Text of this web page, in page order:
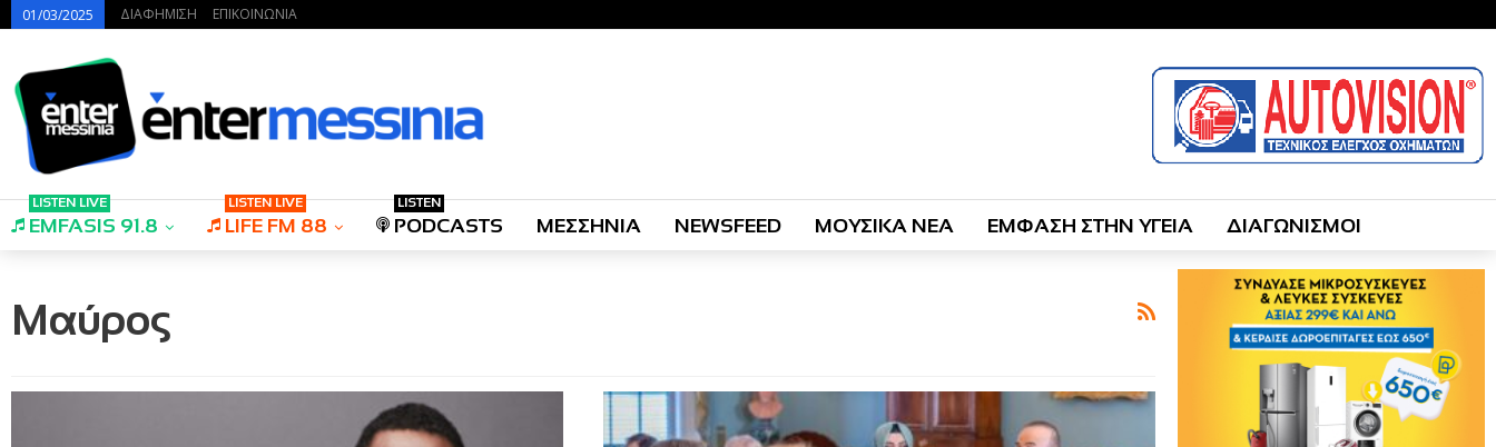
01/03/2025 ΔΙΑΦΗΜΙΣΗ ΕΠΙΚΟΙΝΩΝΙΑ
EMFASIS 91.8
LISTEN LIVE
LIFE FM 88
LISTEN LIVE
PODCASTS
LISTEN
ΜΕΣΣΗΝΙΑ NEWSFEED ΜΟΥΣΙΚΑ ΝΕΑ ΕΜΦΑΣΗ ΣΤΗΝ ΥΓΕΙΑ ΔΙΑΓΩΝΙΣΜΟΙ
Μαύρος